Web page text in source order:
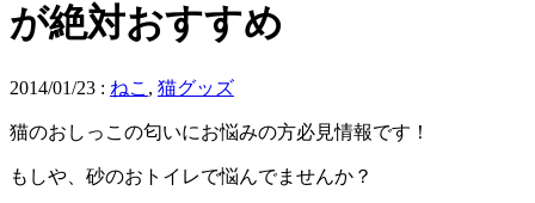
が絶対おすすめ
2014/01/23 : ねこ , 猫グッズ
猫のおしっこの匂いにお悩みの方必見情報です！
もしや、砂のおトイレで悩んでませんか？